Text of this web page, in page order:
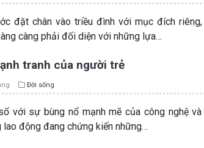
đặt chân vào triều đình với mục đích riêng,
càng phải đối diện với những lựa…
tranh của người trẻ
Đời sống
với sự bùng nổ mạnh mẽ của công nghệ và
lao động đang chứng kiến những…